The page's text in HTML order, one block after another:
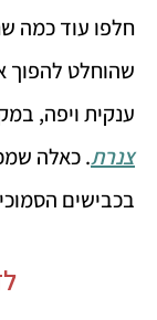
חלפו עוד כמה
שהוחלט להפוך
ענקית ויפה,
צנרת. כאלה
בכבישים